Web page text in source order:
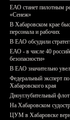
ЕАО станет пилотным
«Сенеж»
В Хабаровском крае
персонала и рабочих
В ЕАО обсудили
ЕАО - в числе 40
безопасности»
В ЕАО значительно
Федеральный эксперт
Хабаровского края
Дноуглубительный
На Хабаровском
ЦУМ в Хабаровске